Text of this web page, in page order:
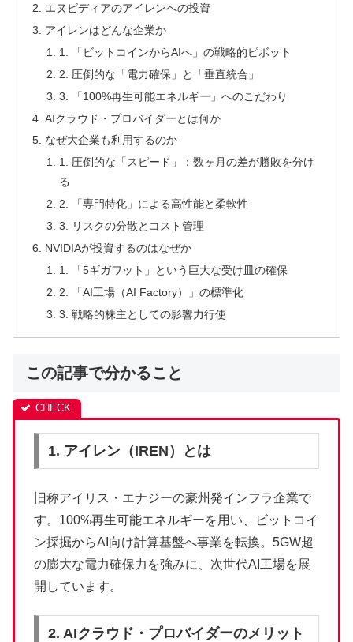
エヌビディアのアイレンへの投資
アイレンはどんな企業か
1. 「ビットコインからAIへ」の戦略的ピボット
2. 圧倒的な「電力確保」と「垂直統合」
3. 「100%再生可能エネルギー」へのこだわり
AIクラウド・プロバイダーとは何か
なぜ大企業も利用するのか
1. 圧倒的な「スピード」：数ヶ月の差が勝敗を分け
る
2. 「専門特化」による高性能と柔軟性
3. リスクの分散とコスト管理
NVIDIAが投資するのはなぜか
1. 「5ギガワット」という巨大な受け皿の確保
2. 「AI工場（AI Factory）」の標準化
3. 戦略的株主としての影響力行使
この記事で分かること
1. アイレン（IREN）とは
旧称アイリス・エナジーの豪州発インフラ企業で
す。100%再生可能エネルギーを用い、ビットコイ
ン採掘からAI向け計算基盤へ事業を転換。5GW超
の膨大な電力確保力を強みに、次世代AI工場を展
開しています。
2. AIクラウド・プロバイダーのメリット